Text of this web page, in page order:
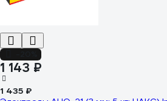
1 143 ₽
1 435 ₽